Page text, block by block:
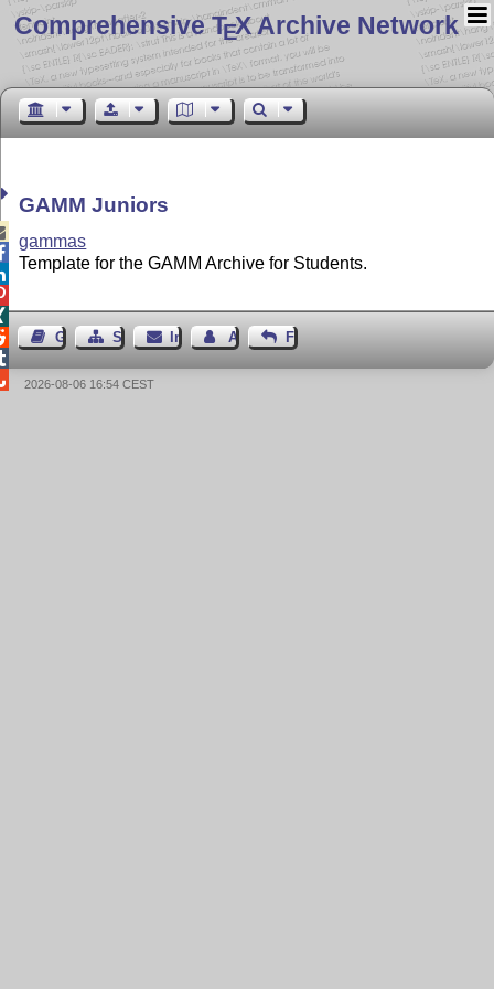
Comprehensive TEX Archive Network
GAMM Juniors
gammas
Template for the GAMM Archive for Students.
GästebuchSeiten-Struktur
ImpressumAutor kontaktieren
Feedback
2026-08-06 16:54 CEST